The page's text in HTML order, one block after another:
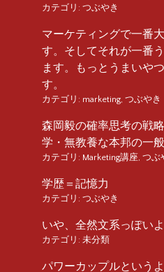
カテゴリ: つぶやき
マーケティングで一番
す。そしてそれが一番
ます。もっとうまいや
す。
カテゴリ: marketing つぶやき
森岡毅の確率思考の戦
学・無教養な本邦の一般
カテゴリ: Marketing講座 つぶ
学歴＝記憶力
カテゴリ: つぶやき
いや、全然文系っぽい
カテゴリ: 未分類
パワーカップルという